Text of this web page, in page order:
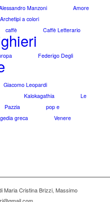
Manzoni
Amore
Archetipi a colori
caffè
Caffè Letterario
Federigo Degli
Giacomo Leopardi
Kalokagathia
Le
Pazzia
pop e
greca Venere
Maria Cristina Brizzi, Massimo